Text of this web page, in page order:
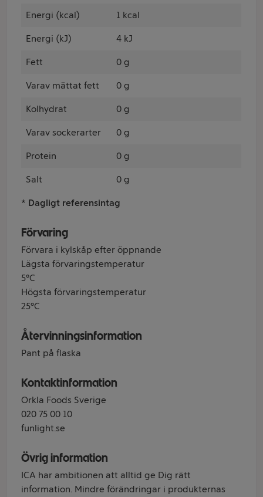
Energi (kcal) 1 kcal
Energi (kJ) 4 kJ
Fett 0 g
Varav mättat fett 0 g
Kolhydrat 0 g
Varav sockerarter 0 g
Protein 0 g
Salt 0 g
* Dagligt referensintag
Förvaring
Förvara i kylskåp efter öppnande
Lägsta förvaringstemperatur
5°C
Högsta förvaringstemperatur
25°C
Återvinningsinformation
Pant på flaska
Kontaktinformation
Orkla Foods Sverige
020 75 00 10
funlight.se
Övrig information
ICA har ambitionen att alltid ge Dig rätt
information. Mindre förändringar i produkternas